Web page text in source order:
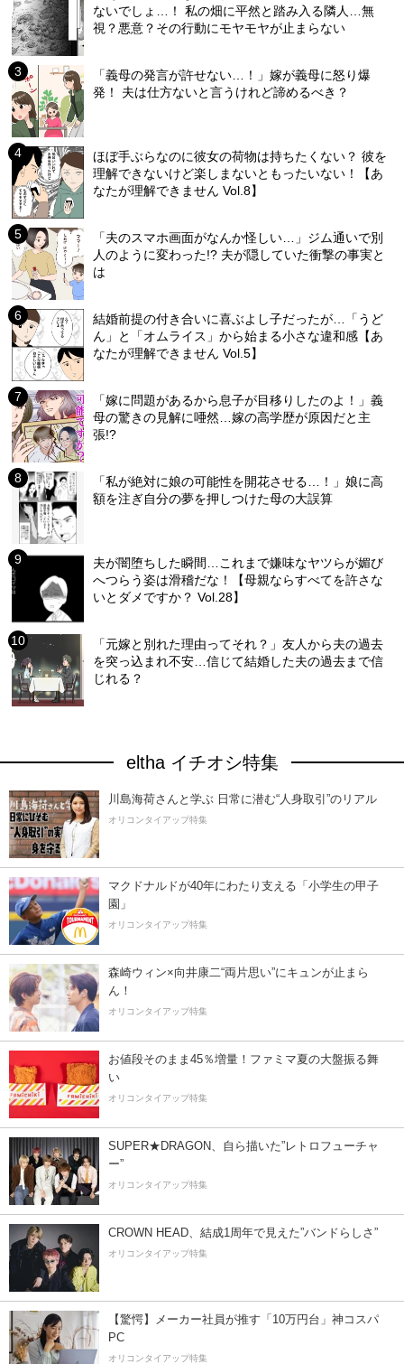
ないでしょ…！ 私の畑に平然と踏み入る隣人…無
視？悪意？その行動にモヤモヤが止まらない
「義母の発言が許せない…！」嫁が義母に怒り爆
発！ 夫は仕方ないと言うけれど諦めるべき？
ほぼ手ぶらなのに彼女の荷物は持ちたくない？ 彼を
理解できないけど楽しまないともったいない！【あ
なたが理解できません Vol.8】
「夫のスマホ画面がなんか怪しい…」ジム通いで別
人のように変わった!? 夫が隠していた衝撃の事実と
は
結婚前提の付き合いに喜ぶよし子だったが…「うど
ん」と「オムライス」から始まる小さな違和感【あ
なたが理解できません Vol.5】
「嫁に問題があるから息子が目移りしたのよ！」義
母の驚きの見解に唖然…嫁の高学歴が原因だと主
張!?
「私が絶対に娘の可能性を開花させる…！」娘に高
額を注ぎ自分の夢を押しつけた母の大誤算
夫が闇堕ちした瞬間…これまで嫌味なヤツらが媚び
へつらう姿は滑稽だな！【母親ならすべてを許さな
いとダメですか？ Vol.28】
「元嫁と別れた理由ってそれ？」友人から夫の過去
を突っ込まれ不安…信じて結婚した夫の過去まで信
じれる？
eltha イチオシ特集
川島海荷さんと学ぶ 日常に潜む“人身取引”のリアル
オリコンタイアップ特集
マクドナルドが40年にわたり支える「小学生の甲子
園」
オリコンタイアップ特集
森崎ウィン×向井康二“両片思い”にキュンが止まら
ん！
オリコンタイアップ特集
お値段そのまま45％増量！ファミマ夏の大盤振る舞
い
オリコンタイアップ特集
SUPER★DRAGON、自ら描いた”レトロフューチャ
ー”
オリコンタイアップ特集
CROWN HEAD、結成1周年で見えた”バンドらしさ”
オリコンタイアップ特集
【驚愕】メーカー社員が推す「10万円台」神コスパ
PC
オリコンタイアップ特集